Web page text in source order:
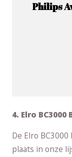
Philips
4. Elro
De Elro
plaats in onze